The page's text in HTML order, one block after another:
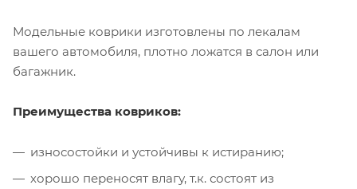
Модельные коврики изготовлены по лекалам
вашего автомобиля, плотно ложатся в салон или
багажник.
Преимущества ковриков:
износостойки и устойчивы к истиранию;
хорошо переносят влагу, т.к. состоят из